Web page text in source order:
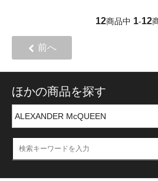
12商品中 1-12
前へ
ほかの商品を探す